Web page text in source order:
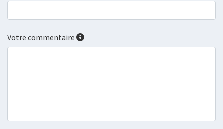
Votre commentaire